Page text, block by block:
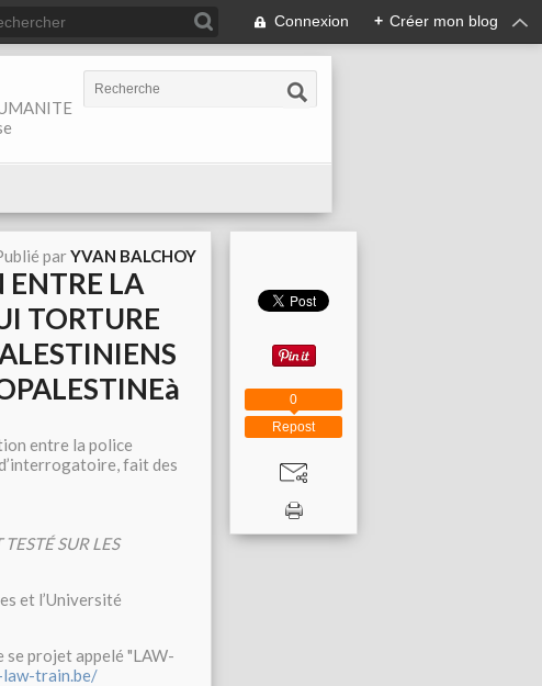
Connexion + Créer mon blog
parYVAN BALCHOY
ENTRE LA
TORTURE
entre la police
fait des
SUR LES
et l’Université
se projet appelé "LAW-
train.be/
Repost
0